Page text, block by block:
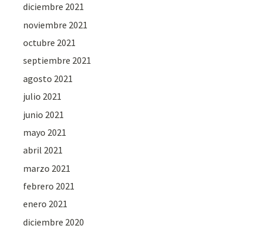
diciembre 2021
noviembre 2021
octubre 2021
septiembre 2021
agosto 2021
julio 2021
junio 2021
mayo 2021
abril 2021
marzo 2021
febrero 2021
enero 2021
diciembre 2020